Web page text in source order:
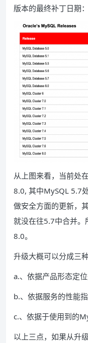
版本的最终补丁日期：
从上图来看，当前处
8.0, 其中MySQL 5.7
做安全方面的更新，
就没在往5.7中合并。
8.0。
升级大概可以分成三种
a.、依据产品形态定位
b.、依据服务的性能
c.、依据于使用到的
以上三点，如果从升